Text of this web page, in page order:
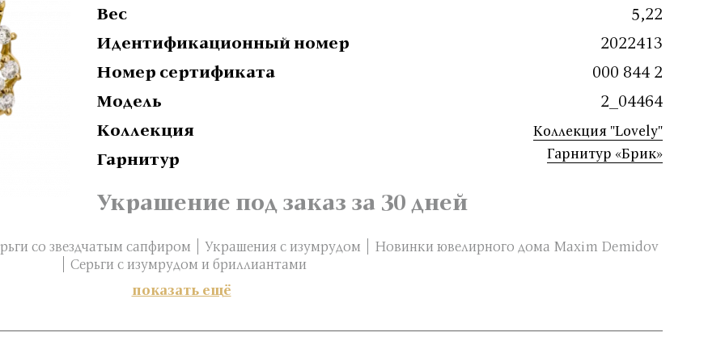
Вес
5,22
Идентификационный номер
2022413
Номер сертификата
000 844 2
Модель
2_04464
Коллекция
Коллекция "Lovely"
Гарнитур Гарнитур «Брик»
Украшение под заказ за 30 дней
со звездчатым сапфиром Украшения с изумрудом
Новинки ювелирного дома Maxim Demidov
Серьги с изумрудом и бриллиантами
показать ещё